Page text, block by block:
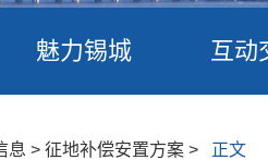
魅力锡城 互动
息 > 征地补偿安置方案 > 正文